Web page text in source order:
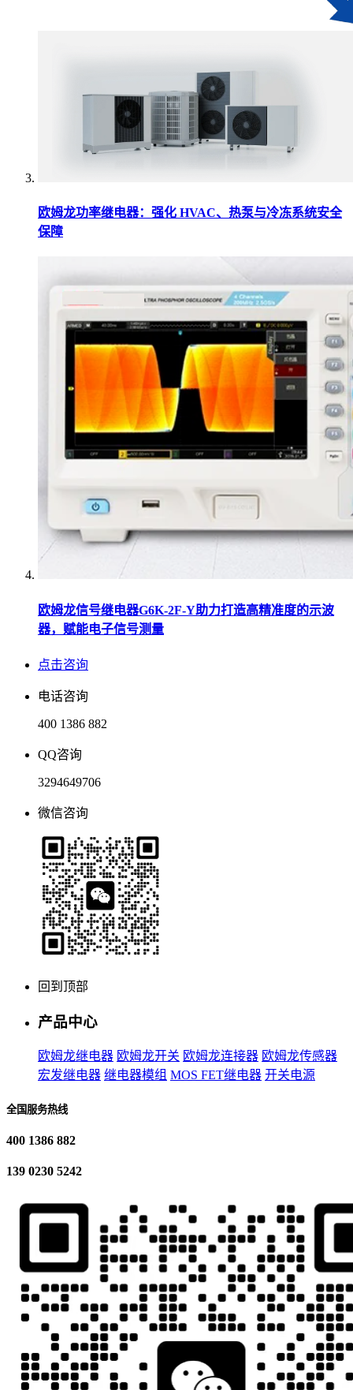
欧姆龙功率继电器：强化 HVAC、热泵与冷冻系统安全
保障
欧姆龙信号继电器G6K-2F-Y助力打造高精准度的示波
器，赋能电子信号测量
点击咨询
电话咨询
400 1386 882
QQ咨询
3294649706
微信咨询
回到顶部
产品中心
欧姆龙继电器 欧姆龙开关 欧姆龙连接器 欧姆龙传感器
宏发继电器 继电器模组 MOS FET继电器 开关电源
全国服务热线
400 1386 882
139 0230 5242